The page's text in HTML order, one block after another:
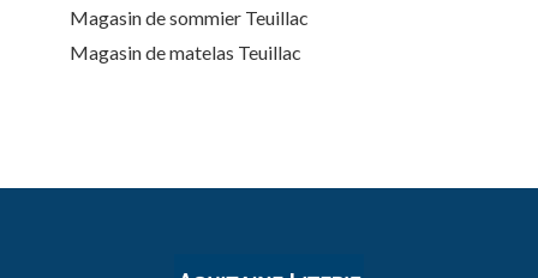
Magasin de sommier Teuillac
Magasin de matelas Teuillac